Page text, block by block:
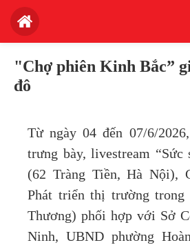
"Chợ phiên Kinh Bắc”
đô
Từ ngày 04 đến 07/6/
trưng bày, livestream “Sức
(62 Tràng Tiền, Hà Nội),
Phát triển thị trường trong
Thương) phối hợp với Sở
Ninh, UBND phường